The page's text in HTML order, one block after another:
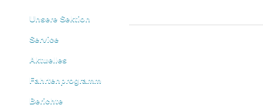
Unsere Sektion
Service
Aktuelles
Fahrtenprogramm
Berichte